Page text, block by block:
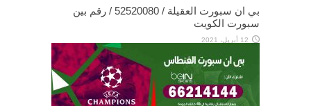
بي ان سبورت العقيلة / 52520080 / رقم بين
سبورت الكويت
12 أبريل، 2021